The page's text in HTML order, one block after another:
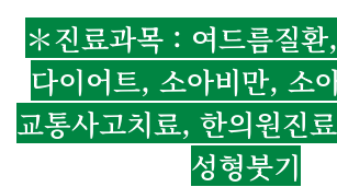
＊진료과목 : 여드름질
다이어트, 소아비만, 소
교통사고치료, 한의원진
성형붓기